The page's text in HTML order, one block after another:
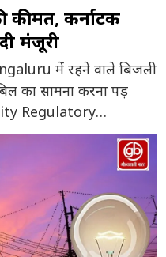
कीमत, कर्नाटक
मंजूरी
में रहने वाले बिजली
का सामना करना पड़
Regulatory
वितरण कंपनी BESCOM
लिए विशेष प्लान लागू करने
ने अपने वार्षिक […]